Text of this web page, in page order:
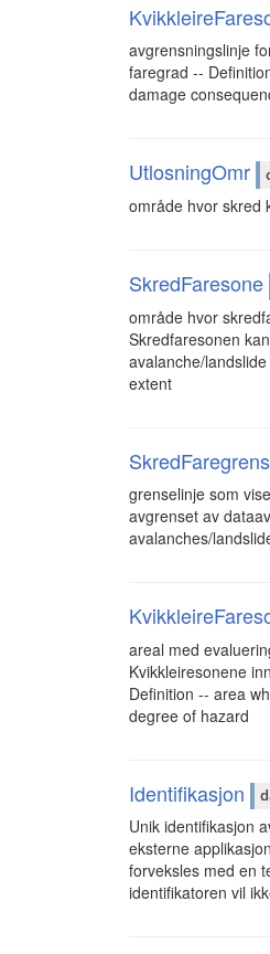
avgrensningslinje
faregrad --
damage
UtlosningOmr
område hvor skred
SkredFaresone
område hvor
Skredfaresonen
avalanche/
extent
grenselinje som
avgrenset av
avalanches/
areal med
Kvikkleiresonene
Definition -- area
degree of hazard
Identifikasjon
Unik identifikasjon
eksterne
forveksles med en
identifikatoren vil